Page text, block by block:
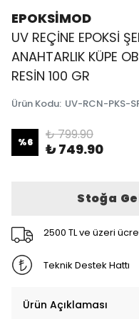
EPOKSİMOD
UV REÇİNE EPOKSİ
ANAHTARLIK KÜPE
RESİN 100 GR
Ürün Kodu: UV-RCN-PKS-
%6 ₺ 799.90
₺ 749.90
Stoğa
2500 TL ve üzeri
Teknik Destek Hattı
Ürün Açıklaması